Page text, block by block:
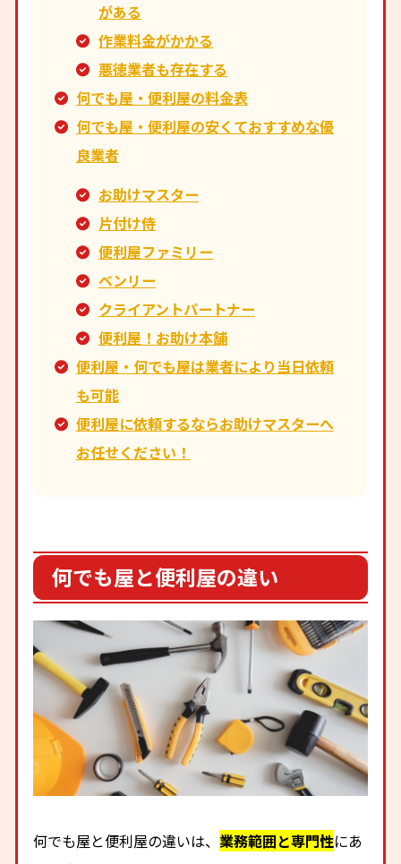
がある
作業料金がかかる
悪徳業者も存在する
何でも屋・便利屋の料金表
何でも屋・便利屋の安くておすすめな優
良業者
お助けマスター
片付け侍
便利屋ファミリー
ベンリー
クライアントパートナー
便利屋！お助け本舗
便利屋・何でも屋は業者により当日依頼
も可能
便利屋に依頼するならお助けマスターへ
お任せください！
何でも屋と便利屋の違い
何でも屋と便利屋の違いは、 業務範囲と専門性にあ